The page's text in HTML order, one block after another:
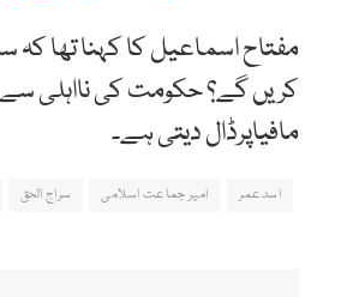
مفتاح اسماعیل کا کہنا تھا
مافیاپرڈال دیتی ہے۔
اسدعمر امیر جماعت اسلامی سراج الحق